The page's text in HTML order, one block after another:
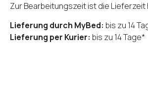
Anmelden
Zur Bearbeitungszeit ist die
Lieferung durch MyBed: bis zu 14
Lieferung per Kurier: bis zu 14 Tage*